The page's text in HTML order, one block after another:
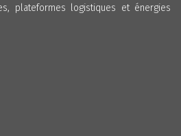
plateformes logistiques et énergies